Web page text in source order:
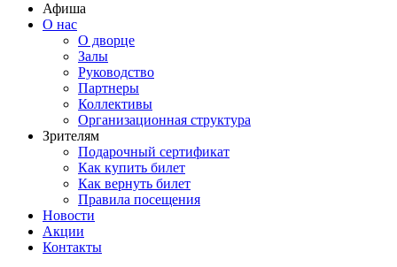
Афиша
О нас
О дворце
Залы
Руководство
Партнеры
Коллективы
Организационная структура
Зрителям
Подарочный сертификат
Как купить билет
Как вернуть билет
Правила посещения
Новости
Акции
Контакты